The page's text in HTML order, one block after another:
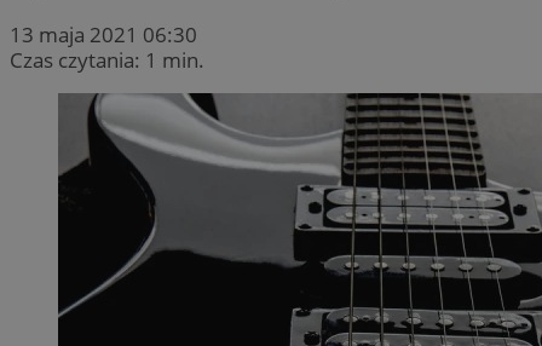
13 maja 2021 06:30
Czas czytania: 1 min.